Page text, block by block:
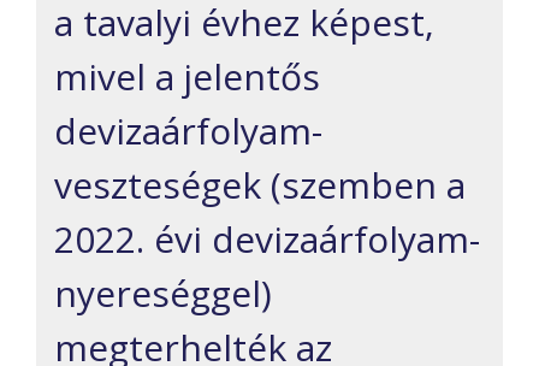
a tavalyi évhez képest,
mivel a jelentős
devizaárfolyam-
veszteségek (szemben a
2022. évi devizaárfolyam-
nyereséggel)
megterhelték az